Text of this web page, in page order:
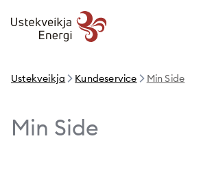
Ustekveikja Kundeservice Min Side
Min Side